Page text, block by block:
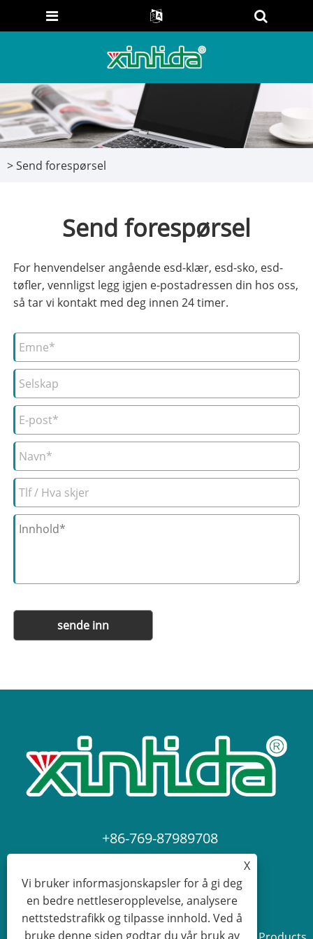
>Send forespørsel
Send forespørsel
For henvendelser angående esd-klær, esd-sko, esd-
tøfler, vennligst legg igjen e-postadressen din hos oss,
så tar vi kontakt med deg innen 24 timer.
sende inn
+86-769-87989708
X
Vi bruker informasjonskapsler for å gi deg
en bedre nettleseropplevelse, analysere
nettstedstrafikk og tilpasse innhold. Ved å
bruke denne siden godtar du vår bruk av